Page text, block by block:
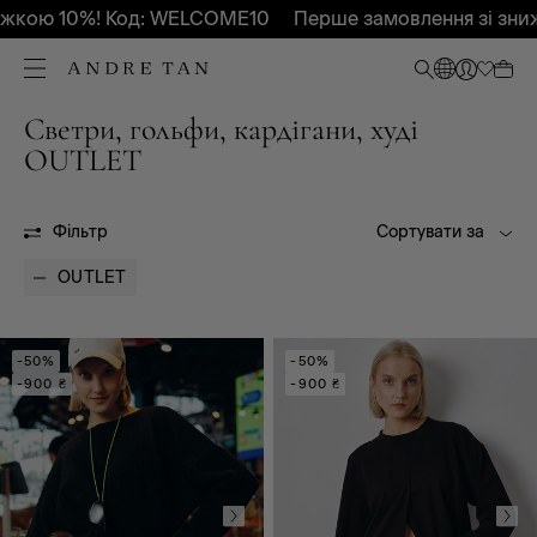
10%! Код: WELCOME10 Перше замовлення зі
Светри, гольфи, кардігани, худі
OUTLET
Фільтр
Всі
Весна - Літо 2026
Осінь-Зима 2026
Сортувати за
OUTLET
-50%
-900 ₴
-50%
-900 ₴